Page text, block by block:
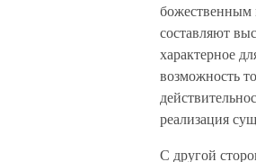
божественным
составляют
характерное
возможность
реализация
С другой